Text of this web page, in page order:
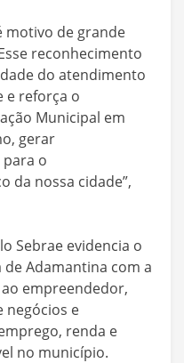
motivo de grande
reconhecimento
do atendimento
e reforça o
Municipal em
gerar
o
da nossa cidade”,
Sebrae evidencia o
Adamantina com a
empreendedor,
negócios e
renda e
no município.